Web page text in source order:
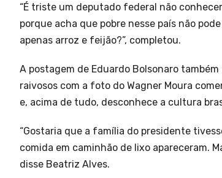
“É triste um deputado federal não
porque acha que pobre nesse país não
apenas arroz e feijão?”, completou.
A postagem de Eduardo Bolsonaro
raivosos com a foto do Wagner Moura
e, acima de tudo, desconhece a cultura
“Gostaria que a família do presidente
comida em caminhão de lixo apareceram.
disse Beatriz Alves.